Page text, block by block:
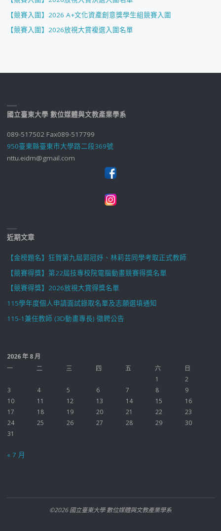
【競賽入圍】2026 A+文化資產創意獎學生組競賽入圍
【競賽入圍】2026放視大賞複選入圍名單
國立臺東大學 數位媒體與文教產業學系
089-517502 Fax089-517799
950臺東縣臺東市大學路二段369號
nttu.eidm@gmail.com
近期文章
【金榜題名】狂賀第九屆郭冠妤、林莉芸同學考取正式教師
【競賽得獎】第22屆技專校院電腦動畫競賽得獎名單
【競賽得獎】2026放視大賞得獎名單
115學年度個人申請面試錄取名單及志願選填通知
115-1兼任教師 (3D動畫專長) 徵聘公告
2026 年 8 月
一
二 三 四 五 六
日
1
2
3
4 5 6 7 8
9
10
11 12 13 14 15
16
17
18 19 20 21 22
23
24
25 26 27 28 29
30
31
« 7 月
©2026 國立臺東大學 數位媒體與文教產業學系